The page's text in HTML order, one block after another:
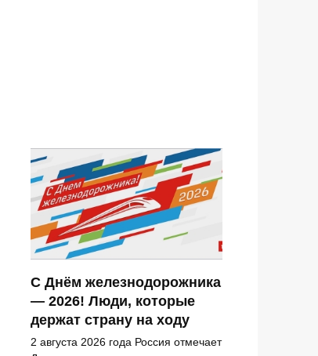
С Днём железнодорожника
— 2026! Люди, которые
держат страну на ходу
2 августа 2026 года Россия отмечает